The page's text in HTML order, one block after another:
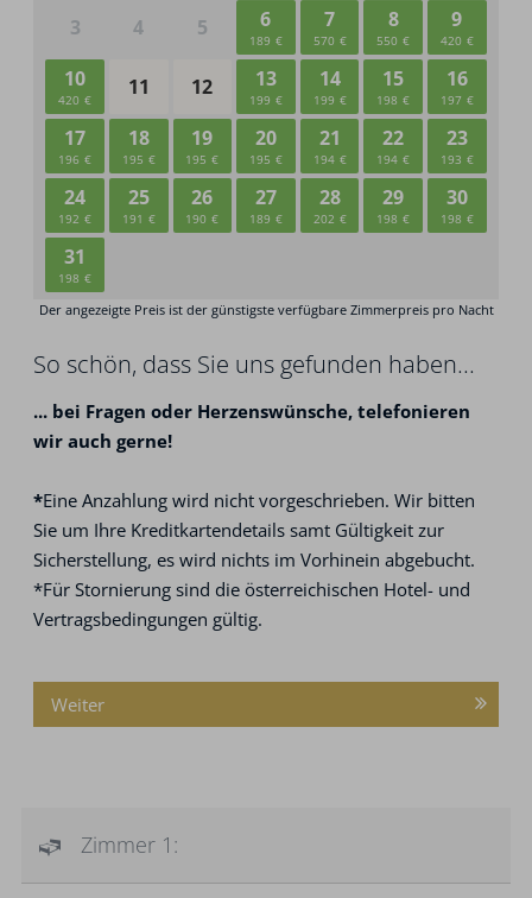
So schön, dass Sie uns gefunden haben...
... bei Fragen oder Herzenswünsche, telefonieren
wir auch gerne!
*Eine Anzahlung wird nicht vorgeschrieben. Wir bitten
Sie um Ihre Kreditkartendetails samt Gültigkeit zur
Sicherstellung, es wird nichts im Vorhinein abgebucht.
*Für Stornierung sind die österreichischen Hotel- und
Vertragsbedingungen gültig.
Weiter
Zimmer 1: